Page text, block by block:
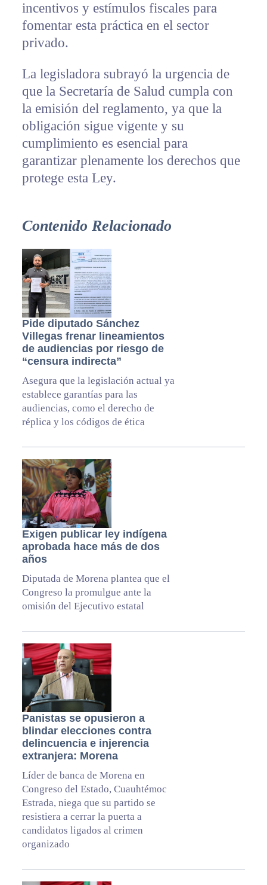
incentivos y estímulos fiscales para
fomentar esta práctica en el sector
privado.
La legisladora subrayó la urgencia de
que la Secretaría de Salud cumpla con
la emisión del reglamento, ya que la
obligación sigue vigente y su
cumplimiento es esencial para
garantizar plenamente los derechos que
protege esta Ley.
Contenido Relacionado
Pide diputado Sánchez
Villegas frenar lineamientos
de audiencias por riesgo de
“censura indirecta”
Asegura que la legislación actual ya
establece garantías para las
audiencias, como el derecho de
réplica y los códigos de ética
Exigen publicar ley indígena
aprobada hace más de dos
años
Diputada de Morena plantea que el
Congreso la promulgue ante la
omisión del Ejecutivo estatal
Panistas se opusieron a
blindar elecciones contra
delincuencia e injerencia
extranjera: Morena
Líder de banca de Morena en
Congreso del Estado, Cuauhtémoc
Estrada, niega que su partido se
resistiera a cerrar la puerta a
candidatos ligados al crimen
organizado